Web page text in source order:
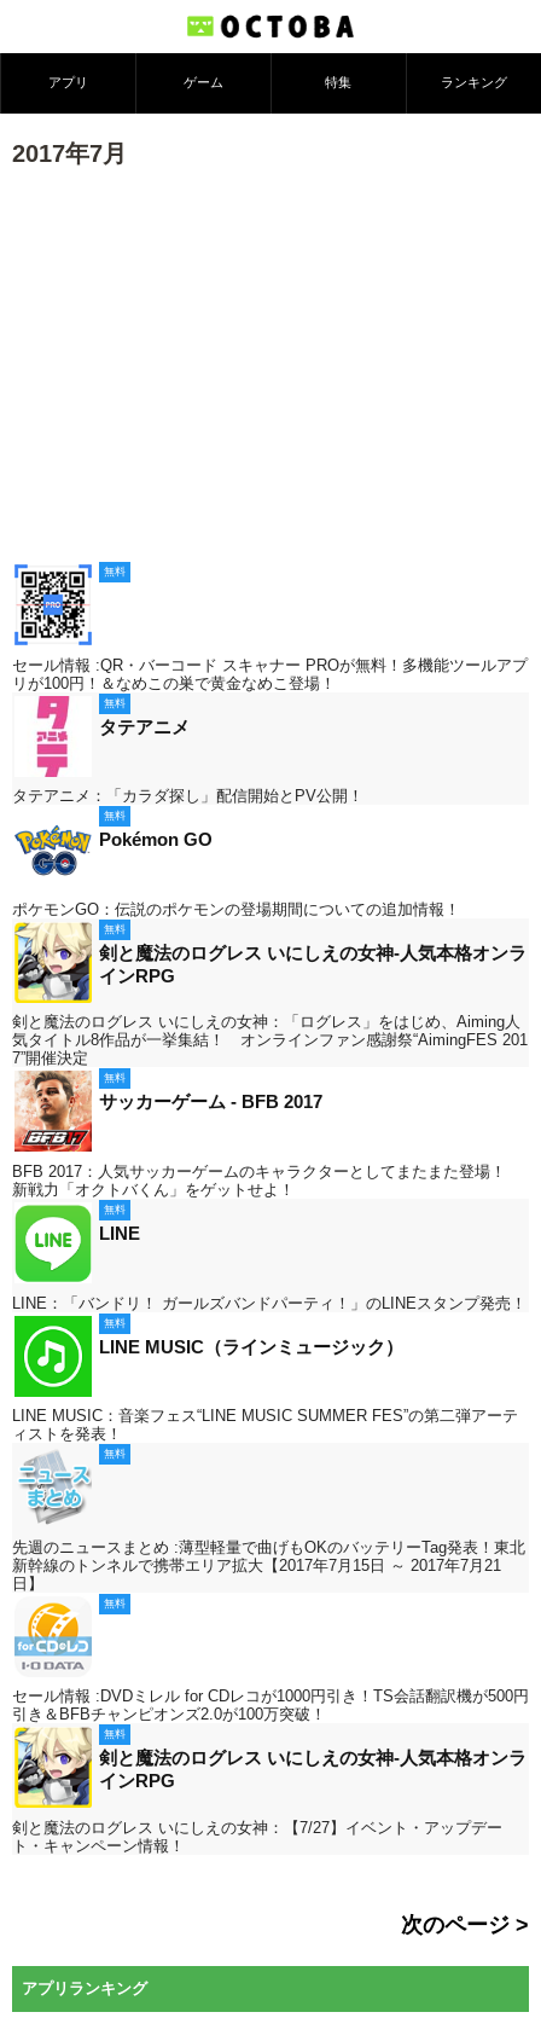
アプリ ゲーム 特集 ランキング
2017年7月
無料
セール情報 :QR・バーコード スキャナー PROが無料！多機能ツールアプ
リが100円！＆なめこの巣で黄金なめこ登場！
無料
タテアニメ
タテアニメ：「カラダ探し」配信開始とPV公開！
無料
Pokémon GO
ポケモンGO：伝説のポケモンの登場期間についての追加情報！
無料
剣と魔法のログレス いにしえの女神-人気本格オンラ
インRPG
剣と魔法のログレス いにしえの女神：「ログレス」をはじめ、Aiming人
気タイトル8作品が一挙集結！ オンラインファン感謝祭“AimingFES 201
7”開催決定
無料
サッカーゲーム - BFB 2017
BFB 2017：人気サッカーゲームのキャラクターとしてまたまた登場！
新戦力「オクトバくん」をゲットせよ！
無料
LINE
LINE：「バンドリ！ ガールズバンドパーティ！」のLINEスタンプ発売！
無料
LINE MUSIC（ラインミュージック）
LINE MUSIC：音楽フェス“LINE MUSIC SUMMER FES”の第二弾アーテ
ィストを発表！
無料
先週のニュースまとめ :薄型軽量で曲げもOKのバッテリーTag発表！東北
新幹線のトンネルで携帯エリア拡大【2017年7月15日 ～ 2017年7月21
日】
無料
セール情報 :DVDミレル for CDレコが1000円引き！TS会話翻訳機が500円
引き＆BFBチャンピオンズ2.0が100万突破！
無料
剣と魔法のログレス いにしえの女神-人気本格オンラ
インRPG
剣と魔法のログレス いにしえの女神：【7/27】イベント・アップデー
ト・キャンペーン情報！
次のページ >
アプリランキング